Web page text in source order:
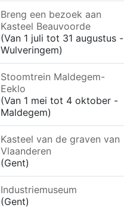
Breng een bezoek aan
Kasteel Beauvoorde
(Van 1 juli tot 31 augustus -
Wulveringem)
Stoomtrein Maldegem-
Eeklo
(Van 1 mei tot 4 oktober -
Maldegem)
Kasteel van de graven van
Vlaanderen
(Gent)
Industriemuseum
(Gent)